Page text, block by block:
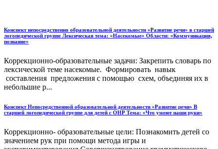
Конспект непосредственно образовательной деятельности «Развитие речи» в старшей
логопедической группе Лексическая тема: «Насекомые» Области: «Коммуникация,
познание»
Коррекционно-образовательные задачи: Закрепить словарь по
лексической теме насекомые. Формировать навык
составления предложения с помощью схем, объединяя их в
небольшие р...
Конспект Непосредственной образовательной деятельности «Развитие речи» В
старшей логопедической группе для детей с ОНР Тема: «Что умеют наши руки»
Коррекционно- образовательные цели: Познакомить детей со
значением рук при помощи метода игры и